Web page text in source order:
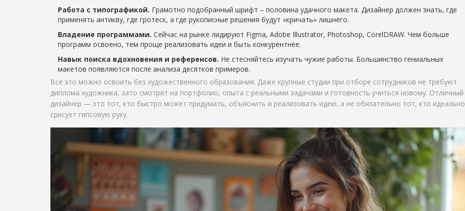
Работа с типографикой. Грамотно подобранный шрифт – половина удачного макета. Дизайнер должен знать, где
применять антикву, где гротеск, а где рукописные решения будут «кричать» лишнего.
Владение программами. Сейчас на рынке лидируют Figma, Adobe Illustrator, Photoshop, CorelDRAW. Чем больше
программ освоено, тем проще реализовать идеи и быть конкурентнее.
Навык поиска вдохновения и референсов. Не стесняйтесь изучать чужие работы. Большинство гениальных
макетов появляются после анализа десятков примеров.
Всё это можно освоить без художественного образования. Даже крупные студии при отборе сотрудников не требуют
диплома художника, зато смотрят на портфолио, опыта с реальными задачами и готовность учиться новому. Отличный
дизайнер — это тот, кто быстро может придумать, объяснить и реализовать идею, а не обязательно тот, кто идеально
срисует гипсовую руку.